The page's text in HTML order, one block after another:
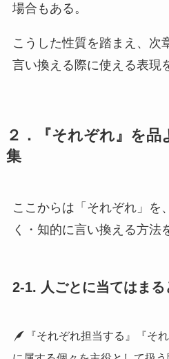
場合もある。
こうした性質を踏まえ、次
言い換える際に使える表現
２．『それぞれ』を
集
ここからは「それぞれ」を
く・知的に言い換える方法
2-1. 人ごとに当てはまる
『それぞれ担当する』『そ